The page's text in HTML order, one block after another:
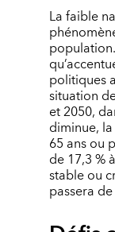
La faible
politiques
situation
et 2050,
diminue,
65 ans ou
de 17,3 %
stable ou
passera